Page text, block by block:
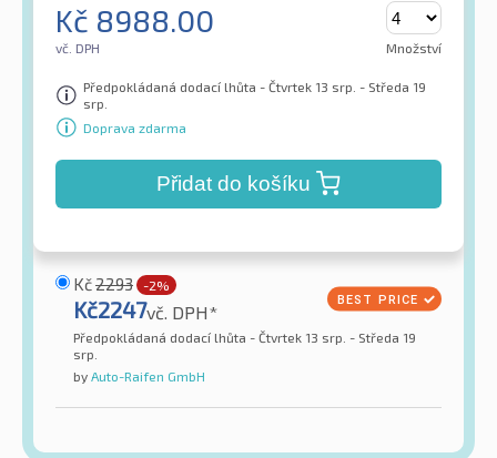
Kč 8988.00
vč. DPH Množství
Předpokládaná dodací lhůta - Čtvrtek 13 srp. - Středa 19
srp.
Doprava zdarma
Přidat do košíku
Kč2293 -2%
Kč2247vč. DPH*
Předpokládaná dodací lhůta - Čtvrtek 13 srp. - Středa 19
srp.
by Auto-Raifen GmbH